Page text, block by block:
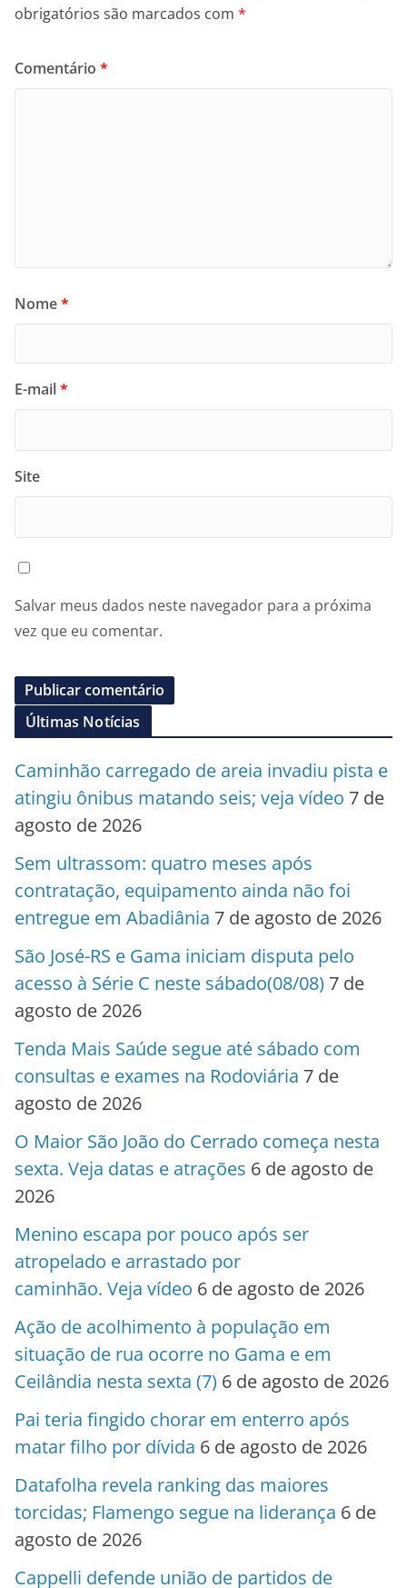
obrigatórios são marcados com *
Comentário *
Nome*
E-mail*
Site
Salvar meus dados neste navegador para a próxima
vez que eu comentar.
Últimas Notícias
Caminhão carregado de areia invadiu pista e
atingiu ônibus matando seis; veja vídeo 7 de
agosto de 2026
Sem ultrassom: quatro meses após
contratação, equipamento ainda não foi
entregue em Abadiânia 7 de agosto de 2026
São José-RS e Gama iniciam disputa pelo
acesso à Série C neste sábado(08/08) 7 de
agosto de 2026
Tenda Mais Saúde segue até sábado com
consultas e exames na Rodoviária 7 de
agosto de 2026
O Maior São João do Cerrado começa nesta
sexta. Veja datas e atrações 6 de agosto de
2026
Menino escapa por pouco após ser
atropelado e arrastado por
caminhão. Veja vídeo 6 de agosto de 2026
Ação de acolhimento à população em
situação de rua ocorre no Gama e em
Ceilândia nesta sexta (7) 6 de agosto de 2026
Pai teria fingido chorar em enterro após
matar filho por dívida 6 de agosto de 2026
Datafolha revela ranking das maiores
torcidas; Flamengo segue na liderança 6 de
agosto de 2026
Cappelli defende união de partidos de